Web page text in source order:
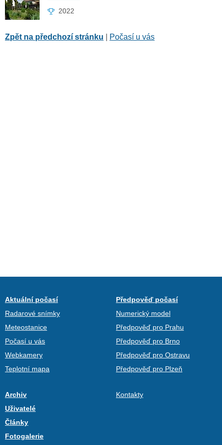
2022
Zpět na předchozí stránku Počasí u vás
Aktuální počasí
Radarové snímky
Meteostanice
Počasí u vás
Webkamery
Teplotní mapa
Předpověď počasí
Numerický model
Předpověď pro Prahu
Předpověď pro Brno
Předpověď pro Ostravu
Předpověď pro Plzeň
Archiv
Uživatelé
Články
Fotogalerie
Kontakty